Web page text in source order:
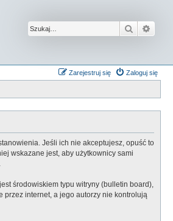
Szukaj
Zaloguj się
Zarejestruj się
Jeśli ich nie akceptujesz, opuść to
wskazane jest, aby użytkownicy sami
jest środowiskiem typu witryny (bulletin board),
przez internet, a jego autorzy nie kontrolują